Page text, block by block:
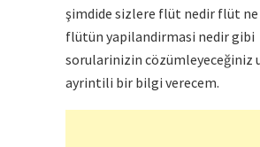
şimdide sizlere flüt nedir flüt ne
flütün yapilandirmasi nedir gibi
sorularinizin cözümleyeceğiniz
ayrintili bir bilgi verecem.